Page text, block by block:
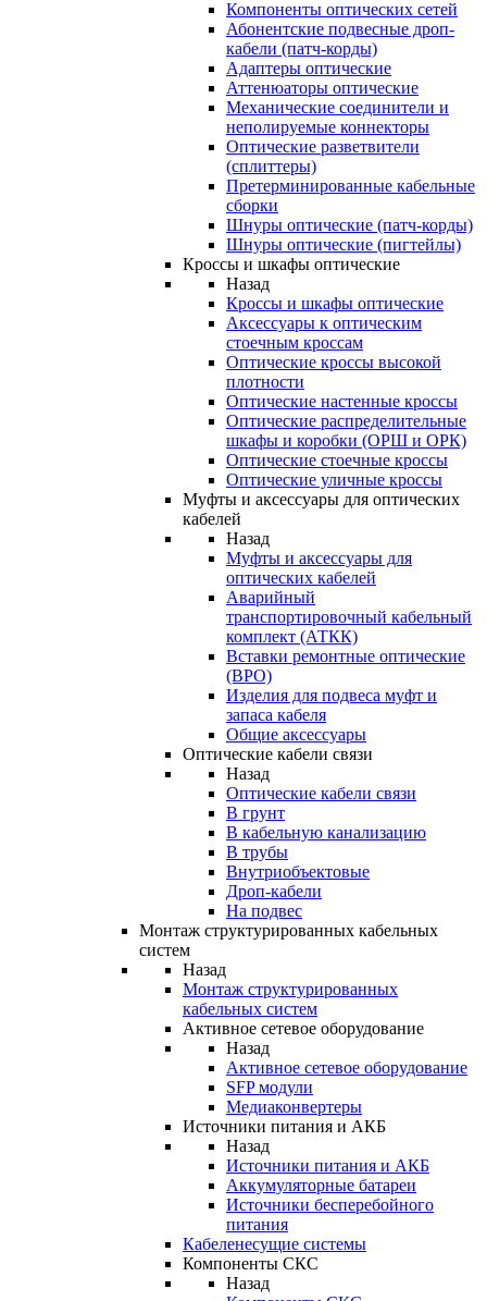
Компоненты оптических сетей
Абонентские подвесные дроп-
кабели (патч-корды)
Адаптеры оптические
Аттенюаторы оптические
Механические соединители и
неполируемые коннекторы
Оптические разветвители
(сплиттеры)
Претерминированные кабельные
сборки
Шнуры оптические (патч-корды)
Шнуры оптические (пигтейлы)
Кроссы и шкафы оптические
Назад
Кроссы и шкафы оптические
Аксессуары к оптическим
стоечным кроссам
Оптические кроссы высокой
плотности
Оптические настенные кроссы
Оптические распределительные
шкафы и коробки (ОРШ и ОРК)
Оптические стоечные кроссы
Оптические уличные кроссы
Муфты и аксессуары для оптических
кабелей
Назад
Муфты и аксессуары для
оптических кабелей
Аварийный
транспортировочный кабельный
комплект (АТКК)
Вставки ремонтные оптические
(ВРО)
Изделия для подвеса муфт и
запаса кабеля
Общие аксессуары
Оптические кабели связи
Назад
Оптические кабели связи
В грунт
В кабельную канализацию
В трубы
Внутриобъектовые
Дроп-кабели
На подвес
Монтаж структурированных кабельных
систем
Назад
Монтаж структурированных
кабельных систем
Активное сетевое оборудование
Назад
Активное сетевое оборудование
SFP модули
Медиаконвертеры
Источники питания и АКБ
Назад
Источники питания и АКБ
Аккумуляторные батареи
Источники бесперебойного
питания
Кабеленесущие системы
Компоненты СКС
Назад